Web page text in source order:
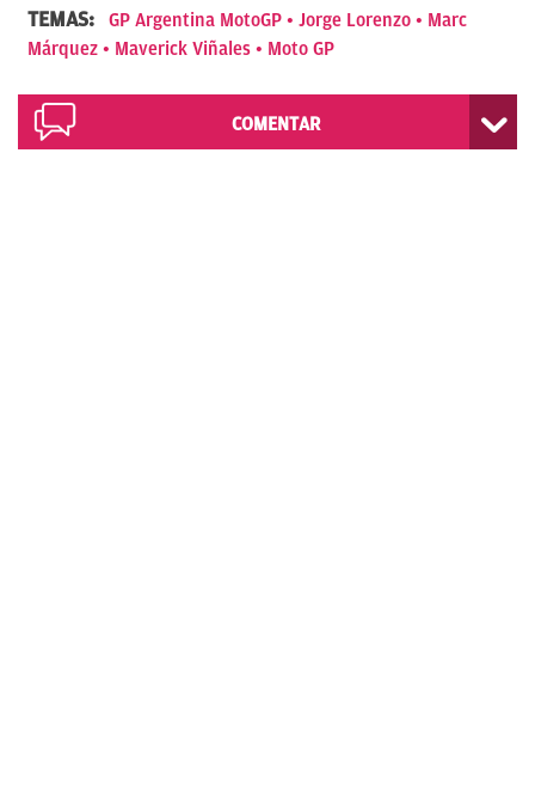
TEMAS: GP Argentina MotoGP Jorge Lorenzo
Marc
Márquez
Maverick Viñales Moto GP
COMENTAR